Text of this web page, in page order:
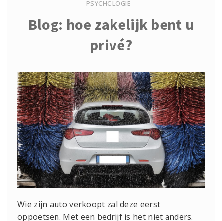
PSYCHOLOGIE
Blog: hoe zakelijk bent u
privé?
Wie zijn auto verkoopt zal deze eerst
oppoetsen. Met een bedrijf is het niet anders.